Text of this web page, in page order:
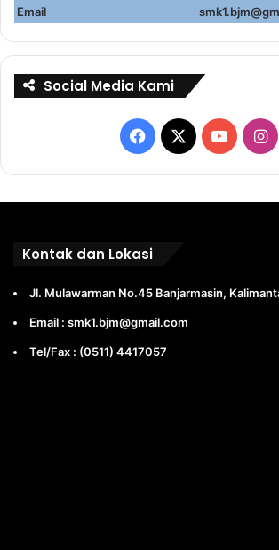
Email
Social Media Kami
Facebook
X
Kontak dan Lokasi
Jl. Mulawarman No.45 Banjarmasin,
Email : smk1.bjm@gmail.com
Tel/Fax : (0511) 4417057